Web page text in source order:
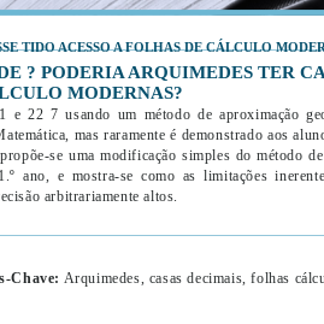
TIDO ACESSO A FOLHAS DE CÁLCULO
? PODERIA ARQUIMEDES TER
MODERNAS?
22 7 usando um método de aproximação
mas raramente é demonstrado aos
se uma modificação simples do método
ano, e mostra-se como as limitações
arbitrariamente altos.
Chave: Arquimedes, casas decimais, folhas